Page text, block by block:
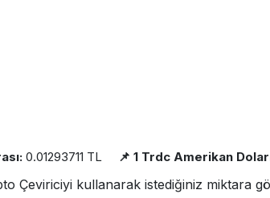
0.01293711 TL 📌 1 Trdc Amerikan
Çeviriciyi kullanarak istediğiniz miktara